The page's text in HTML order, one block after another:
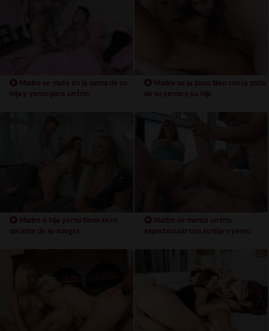
Madre se mete en la cama de su
hija y yerno para un trio
Madre se la pasa bien con la polla
de su yerno y su hija
Madre e hija yerno tiene sexo
delante de su suegra
Madre se monta un trio
espectacular con su hija y yerno